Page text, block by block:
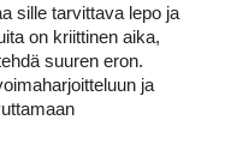
sille tarvittava lepo ja
on kriittinen aika,
suuren eron.
ja